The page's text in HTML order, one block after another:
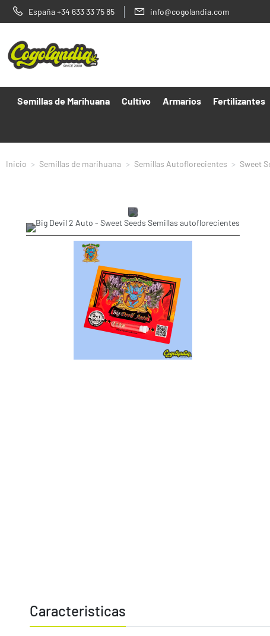
España +34 633 33 75 85 info@cogolandia.com
Semillas de Marihuana Cultivo Armarios Fertilizantes
Inicio Semillas de marihuana Semillas Autoflorecientes Sweet
Caracteristicas